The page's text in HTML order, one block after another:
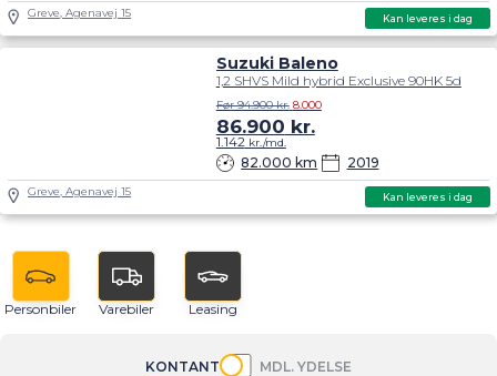
Kan leveres i dag
Greve, Agenavej 15
Kan leveres i dag
Suzuki Baleno
1,2 SHVS Mild hybrid Exclusive 90HK 5d
82.000 km 2019
Før 94.900 kr. 8.000
86.900 kr.
1.142kr./md.
Greve, Agenavej 15
Personbiler Varebiler Leasing
KONTANT MDL. YDELSE